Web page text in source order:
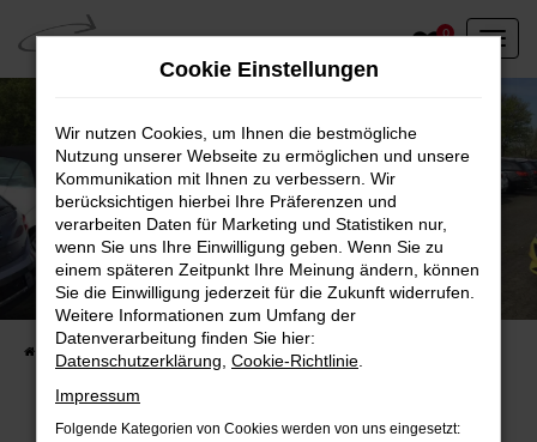
Zum
Hauptinhalt
springen
0
Unser Fahrzeugbestand vor Ort
Entdecken Sie unsere sofort verfügbaren
Fahrzeugangebote
Cookie Einstellungen
Wir nutzen Cookies, um Ihnen die bestmögliche
Nutzung unserer Webseite zu ermöglichen und unsere
Kommunikation mit Ihnen zu verbessern. Wir
berücksichtigen hierbei Ihre Präferenzen und
verarbeiten Daten für Marketing und Statistiken nur,
wenn Sie uns Ihre Einwilligung geben. Wenn Sie zu
einem späteren Zeitpunkt Ihre Meinung ändern, können
Sie die Einwilligung jederzeit für die Zukunft widerrufen.
Weitere Informationen zum Umfang der
Datenverarbeitung finden Sie hier:
Datenschutzerklärung Cookie-Richtlinie
Impressum
Folgende Kategorien von Cookies werden von uns eingesetzt: